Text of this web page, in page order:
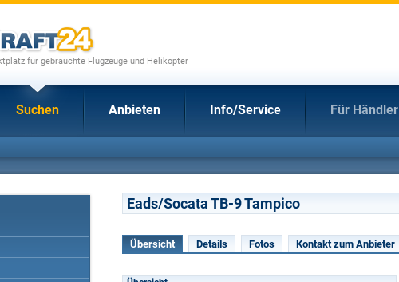
für gebrauchte Flugzeuge und Helikopter
Suchen Anbieten Info/Service Für Händler
Eads/Socata TB-9 Tampico
Übersicht Details Fotos Kontakt zum Anbieter